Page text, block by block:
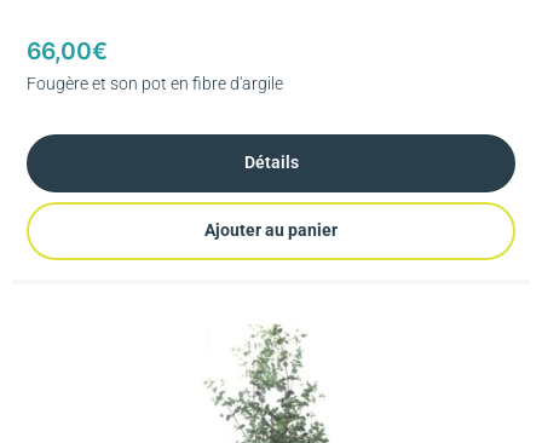
66,00€
Fougère et son pot en fibre d'argile
Détails
Ajouter au panier